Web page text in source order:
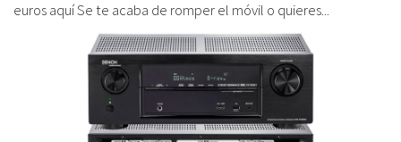
euros aquí Se te acaba de romper el móvil o quieres...